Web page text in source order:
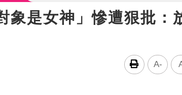
象是女神」慘遭狠批：
A-